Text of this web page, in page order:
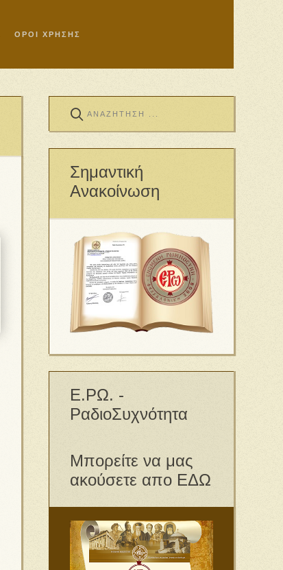
ΟΡΟΙ ΧΡΗΣΗΣ
Σημαντική
Ανακοίνωση
Ε.ΡΩ. -
ΡαδιοΣυχνότητα
Μπορείτε να μας
ακούσετε απο ΕΔΩ